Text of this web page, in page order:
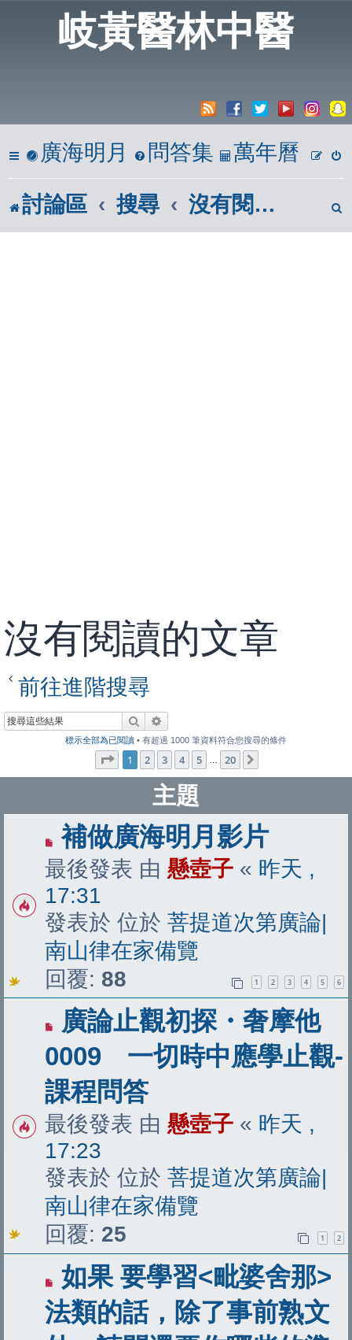
岐黃醫林中醫
廣海明月 問答集 萬年曆
討論區 搜尋 沒有閱讀的文章
沒有閱讀的文章
前往進階搜尋
搜尋
標示全部為已閱讀 • 有超過 1000 筆資料符合您搜尋的條件
1 頁 (共20 頁)
1 2 3 4 5 20
主題
有
新
文
章
補做廣海明月影片
最後發表 由 懸壺子 « 昨天 ,
17:31
發表於 位於 菩提道次第廣論|
南山律在家備覽
回覆: 88 1 2 3 4 5 6
有
新
文
章
廣論止觀初探・奢摩他
0009 一切時中應學止觀-
課程問答
最後發表 由 懸壺子 « 昨天 ,
17:23
發表於 位於 菩提道次第廣論|
南山律在家備覽
回覆: 25 1 2
有
新
文
如果 要學習<毗婆舍那>
法類的話，除了事前熟文